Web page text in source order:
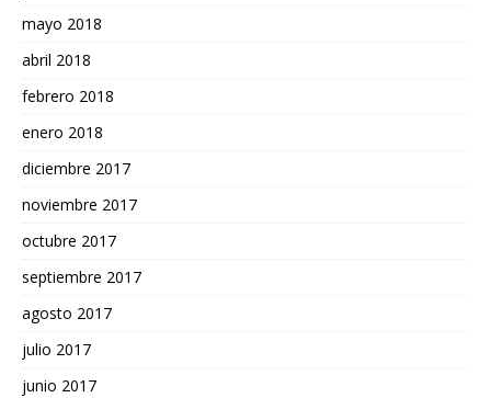
mayo 2018
abril 2018
febrero 2018
enero 2018
diciembre 2017
noviembre 2017
octubre 2017
septiembre 2017
agosto 2017
julio 2017
junio 2017